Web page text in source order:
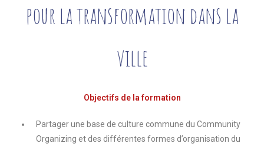
pour la transformation dans la
ville
Objectifs de la formation
Partager une base de culture commune du Community
Organizing et des différentes formes d’organisation du